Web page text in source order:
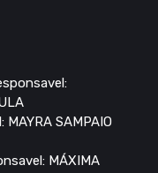
SAMPAIO
MÁXIMA